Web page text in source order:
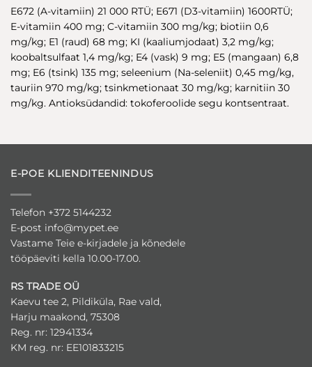
E672 (A-vitamiin) 21 000 RTÜ; E671 (D3-vitamiin) 1600RTÜ;
E-vitamiin 400 mg; C-vitamiin 300 mg/kg; biotiin 0,6
mg/kg; E1 (raud) 68 mg; KI (kaaliumjodaat) 3,2 mg/kg;
koobaltsulfaat 1,4 mg/kg; E4 (vask) 9 mg; E5 (mangaan) 6,8
mg; E6 (tsink) 135 mg; seleenium (Na-seleniit) 0,45 mg/kg,
tauriin 970 mg/kg; tsinkmetionaat 30 mg/kg; karnitiin 30
mg/kg. Antioksüdandid: tokoferoolide segu kontsentraat.
E-POE KLIENDITEENINDUS
Telefon +372 5144232
E-post info@mypet.ee
Vastame Teie e-kirjadele ja kõnedele
tööpäeviti kella 10.00-17.00.
RS TRADE OÜ
Kaevu tee 2, Pildiküla, Rae vald,
Harju maakond, 75308
Reg. nr: 12941334
KM reg. nr: EE101833215